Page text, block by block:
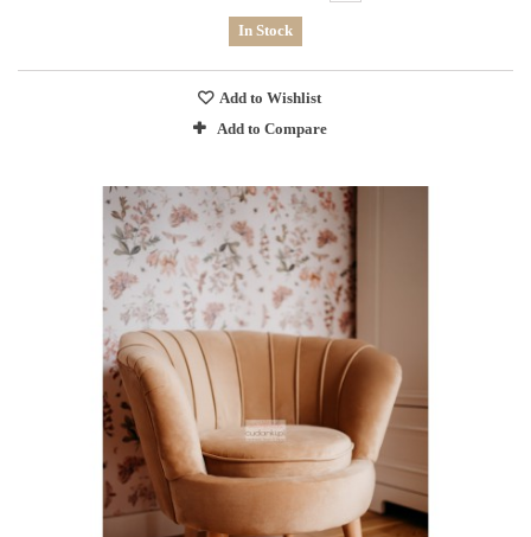
In Stock
Add to Wishlist
Add to Compare